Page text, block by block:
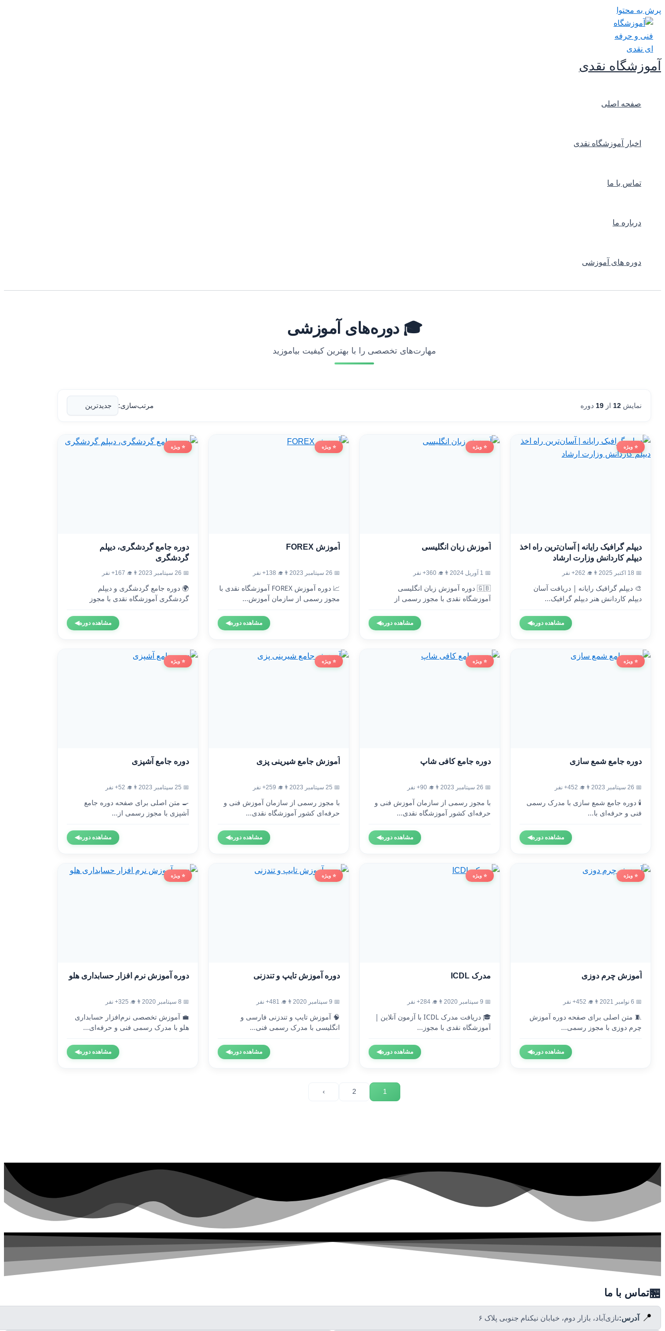
پرش به محتوا
آموزشگاه نقدی
صفحه اصلی
اخبار آموزشگاه نقدی
تماس با ما
درباره ما
دوره های آموزشی
🎓 دوره‌های آموزشی
مهارت‌های تخصصی را با بهترین کیفیت بیاموزید
نمایش 12 از 19 دوره مرتب‌سازی:
⭐ ویژه
دیپلم گرافیک رایانه | آسان‌ترین راه اخذ
دیپلم کاردانش وزارت ارشاد
📅 18 اکتبر 2025 👨‍🎓 262+ نفر
🎨 دیپلم گرافیک رایانه | دریافت آسان
دیپلم کاردانش هنر دیپلم گرافیک...
مشاهده دوره◀
⭐ ویژه
آموزش زبان انگلیسی
📅 1 آوریل 2024 👨‍🎓 360+ نفر
🇬🇧 دوره آموزش زبان انگلیسی
آموزشگاه نقدی با مجوز رسمی از
مشاهده دوره◀
⭐ ویژه
آموزش FOREX
📅 26 سپتامبر 2023 👨‍🎓 138+ نفر
📈 دوره آموزش FOREX آموزشگاه نقدی با
مجوز رسمی از سازمان آموزش...
مشاهده دوره◀
⭐ ویژه
دوره جامع گردشگری، دیپلم
گردشگری
📅 26 سپتامبر 2023 👨‍🎓 167+ نفر
🌍 دوره جامع گردشگری و دیپلم
گردشگری آموزشگاه نقدی با مجوز
مشاهده دوره◀
⭐ ویژه
دوره جامع شمع سازی
📅 26 سپتامبر 2023 👨‍🎓 452+ نفر
🕯️ دوره جامع شمع سازی با مدرک رسمی
فنی و حرفه‌ای با...
مشاهده دوره◀
⭐ ویژه
دوره جامع کافی شاپ
📅 26 سپتامبر 2023 👨‍🎓 90+ نفر
با مجوز رسمی از سازمان آموزش فنی و
حرفه‌ای کشور آموزشگاه نقدی...
مشاهده دوره◀
⭐ ویژه
آموزش جامع شیرینی پزی
📅 25 سپتامبر 2023 👨‍🎓 259+ نفر
با مجوز رسمی از سازمان آموزش فنی و
حرفه‌ای کشور آموزشگاه نقدی...
مشاهده دوره◀
⭐ ویژه
دوره جامع آشپزی
📅 25 سپتامبر 2023 👨‍🎓 52+ نفر
🍳 متن اصلی برای صفحه دوره جامع
آشپزی با مجوز رسمی از...
مشاهده دوره◀
⭐ ویژه
آموزش چرم دوزی
📅 6 نوامبر 2021 👨‍🎓 452+ نفر
🧵 متن اصلی برای صفحه دوره آموزش
چرم دوزی با مجوز رسمی...
مشاهده دوره◀
⭐ ویژه
مدرک ICDL
📅 9 سپتامبر 2020 👨‍🎓 284+ نفر
🎓 دریافت مدرک ICDL با آزمون آنلاین |
آموزشگاه نقدی با مجوز...
مشاهده دوره◀
⭐ ویژه
دوره آموزش تایپ و تندزنی
📅 9 سپتامبر 2020 👨‍🎓 481+ نفر
🧠 آموزش تایپ و تندزنی فارسی و
انگلیسی با مدرک رسمی فنی...
مشاهده دوره◀
⭐ ویژه
دوره آموزش نرم افزار حسابداری هلو
📅 8 سپتامبر 2020 👨‍🎓 325+ نفر
💼 آموزش تخصصی نرم‌افزار حسابداری
هلو با مدرک رسمی فنی و حرفه‌ای...
مشاهده دوره◀
1
2
›
🏪تماس با ما
📍 آدرس:نازی‌آباد، بازار دوم، خیابان نیکنام جنوبی پلاک ۶